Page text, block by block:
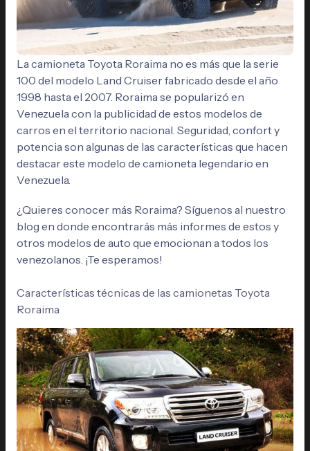
La camioneta Toyota Roraima no es más que la serie
100 del modelo Land Cruiser fabricado desde el año
1998 hasta el 2007. Roraima se popularizó en
Venezuela con la publicidad de estos modelos de
carros en el territorio nacional. Seguridad, confort y
potencia son algunas de las características que hacen
destacar este modelo de camioneta legendario en
Venezuela.
¿Quieres conocer más Roraima? Síguenos al nuestro
blog en donde encontrarás más informes de estos y
otros modelos de auto que emocionan a todos los
venezolanos. ¡Te esperamos!
Características técnicas de las camionetas Toyota
Roraima